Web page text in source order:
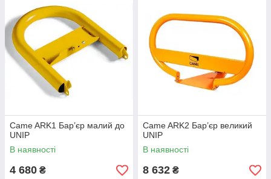
Came ARK1 Бар’єр малий до
UNIP
В наявності
4 680 ₴
Came ARK2 Бар’єр великий
UNIP
В наявності
8 632 ₴